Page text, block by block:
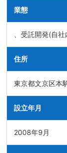
業態
、受託開発(自
住所
東京都文京区本
設立年月
2008年9月